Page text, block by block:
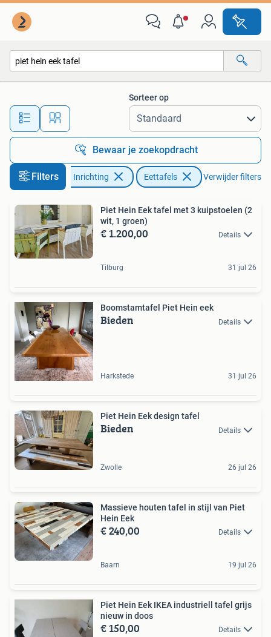
Alle afstanden…
Sorteer op
Bewaar je zoekopdracht
Filters
Huis en Inrichting Eettafels Verwijder filters
Piet Hein Eek tafel met 3 kuipstoelen (2
wit, 1 groen)
€ 1.200,00 Details
Tilburg 31 jul 26
Boomstamtafel Piet Hein eek
Bieden Details
Harkstede 31 jul 26
Piet Hein Eek design tafel
Bieden Details
Zwolle 26 jul 26
Massieve houten tafel in stijl van Piet
Hein Eek
€ 240,00 Details
Baarn 19 jul 26
Piet Hein Eek IKEA industriell tafel grijs
nieuw in doos
€ 150,00 Details